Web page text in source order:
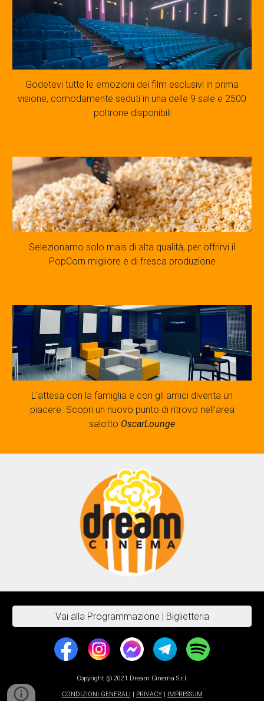
Godetevi tutte le emozioni dei film esclusivi in prima
visione, comodamente seduti in una delle 9 sale e 2500
poltrone disponibili
Selezionamo solo mais di alta qualità, per offrirvi il
PopCorn migliore e di fresca produzione
L'attesa con la famiglia e con gli amici diventa un
piacere. Scopri un nuovo punto di ritrovo nell'area
salotto OscarLounge
Vai alla Programmazione | Biglietteria
Copyright @ 2021 Dream Cinema S.r.l.
CONDIZIONI GENERALI | PRIVACY| IMPRESSUM